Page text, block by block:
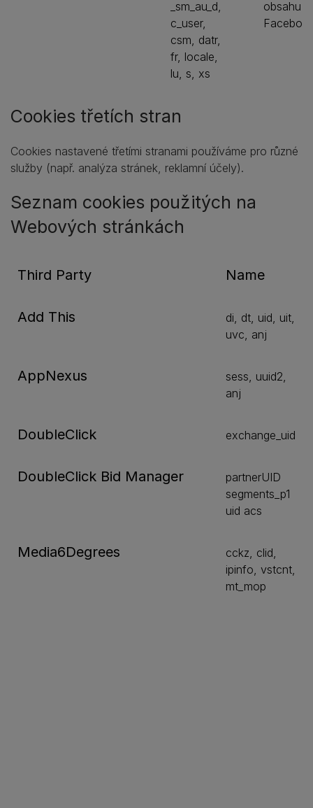
_sm_au_d,
c_user,
csm, datr,
fr, locale,
lu, s, xs
obsahu
Cookies třetích stran
Cookies nastavené třetími stranami používáme pro různé
služby (např. analýza stránek, reklamní účely).
Seznam cookies použitých na
Webových stránkách
Third Party Name
Add This
di, dt, uid, uit,
uvc, anj
AppNexus
sess, uuid2,
anj
DoubleClick exchange_uid
DoubleClick Bid Manager
partnerUID
segments_p1
uid acs
Media6Degrees
cckz, clid,
ipinfo, vstcnt,
mt_mop